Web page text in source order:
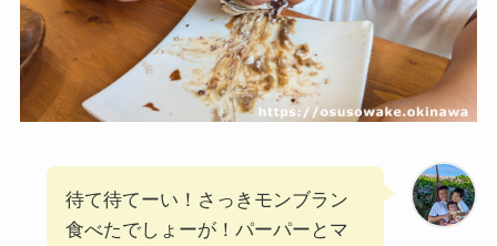
待て待てーい！さっきモンブラン
食べたでしょーが！パーパーとマ